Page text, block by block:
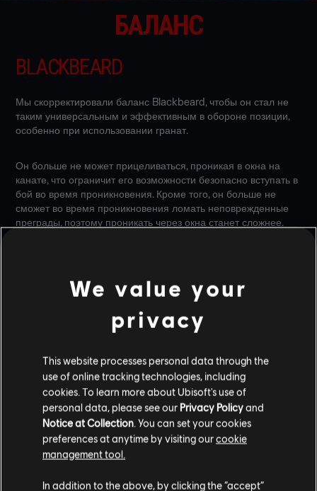
БАЛАНС
BLACKBEARD
Мы скорректировали баланс Blackbeard, чтобы он стал не
таким универсальным и эффективным в обороне позиции,
особенно при использовании гранат.
Он больше не может прицеливаться, проникая в окна на
канате, что ограничит его возможности безопасно вступать в
бой во время проникновения. Кроме того, он больше не
сможет во время проникновения ломать неповрежденные
преграды, поэтому проникать через окна станет сложнее.
более уязвимым в бою. Время отмены прицеливания из
оружия увеличено с 0,5 сек. до 0,9 сек., а зарядов для
пробивания брешей у щита стало 3 (было 4).
БАЛЛИСТИЧЕСКИЙ ЩИТ
Оперативники, которые используют баллистический щит,
будут слегка отодвигать его в сторону при метании
снарядов, что сделает их более уязвимыми в это время. Это
побудит игроков действовать более стратегически и
осторожно при метании снарядов в зоне видимости
противника.
We value your
privacy
This website processes personal data through the
use of online tracking technologies, including
cookies. To learn more about Ubisoft's use of
personal data, please see our Privacy Policyand
Notice at Collection. You can set your cookies
preferences at anytime by visiting ourcookie
management tool.
In addition to the above, by clicking the “accept”